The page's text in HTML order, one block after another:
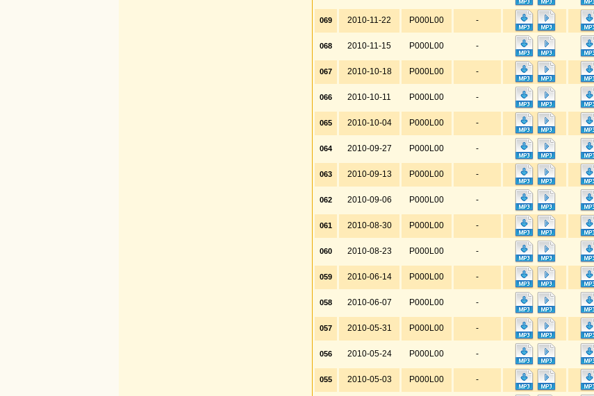
069 2010-11-22 P000L00 -
068 2010-11-15 P000L00 -
067 2010-10-18 P000L00 -
066 2010-10-11 P000L00 -
065 2010-10-04 P000L00 -
064 2010-09-27 P000L00 -
063 2010-09-13 P000L00 -
062 2010-09-06 P000L00 -
061 2010-08-30 P000L00 -
060 2010-08-23 P000L00 -
059 2010-06-14 P000L00 -
058 2010-06-07 P000L00 -
057 2010-05-31 P000L00 -
056 2010-05-24 P000L00 -
055 2010-05-03 P000L00 -